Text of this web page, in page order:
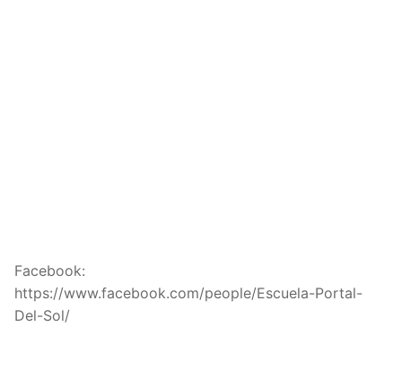
Facebook:
https://www.facebook.com/people/Escuela-Portal-
Del-Sol/